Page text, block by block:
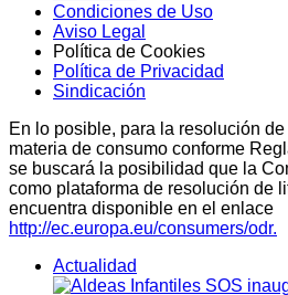
Condiciones de Uso
Aviso Legal
Política de Cookies
Política de Privacidad
Sindicación
En lo posible, para la resolución
materia de consumo conforme
se buscará la posibilidad que la
como plataforma de resolución de
encuentra disponible en el enlace
http://ec.europa.eu/consumers/odr.
Actualidad